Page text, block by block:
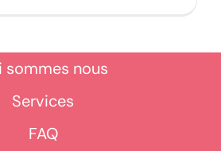
sommes nous
Services
FAQ